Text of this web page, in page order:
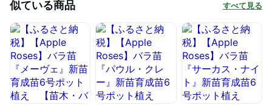
似ている商品 すべて見る